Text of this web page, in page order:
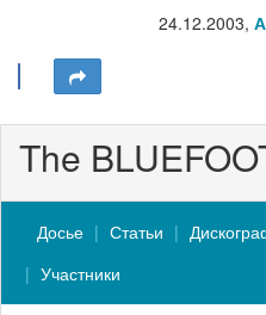
24.12.2003,
The
Досье Статьи
Участники